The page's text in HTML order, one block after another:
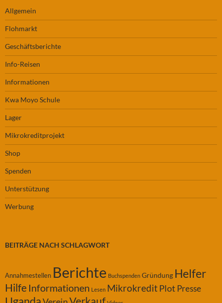
Allgemein
Flohmarkt
Geschäftsberichte
Info-Reisen
Informationen
Kwa Moyo Schule
Lager
Mikrokreditprojekt
Shop
Spenden
Unterstützung
Werbung
BEITRÄGE NACH SCHLAGWORT
Annahmestellen Berichte Buchspenden Gründung Helfer
Hilfe Informationen Lesen MikrokreditPlot Presse